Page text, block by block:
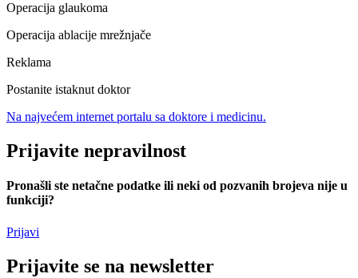
Operacija glaukoma
Operacija ablacije mrežnjače
Reklama
Postanite istaknut doktor
Na najvećem internet portalu ѕa doktore i medicinu.
Prijavite nepravilnost
Pronašli ste netačne podatke ili neki od pozvanih brojeva nije u
funkciji?
Prijavi
Prijavite se na newsletter